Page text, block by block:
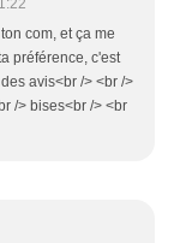
com, et ça me
préférence, c'est
avis<br /> <br />
/> bises<br /> <br